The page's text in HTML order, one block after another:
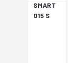
SMART
015 S